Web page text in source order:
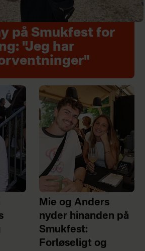
på Smukfest for
"Jeg har
Mie og Anders
nyder hinanden på
Smukfest:
Forløseligt og